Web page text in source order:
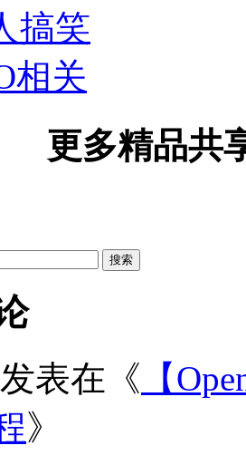
搞笑
相关
更多精品共
发表在《 【
》